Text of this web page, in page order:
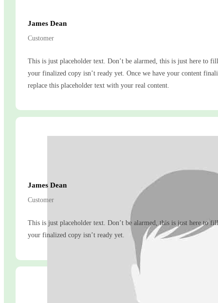
James Dean
Customer
This is just placeholder text. Don’t be alarmed, this is just here to
your finalized copy isn’t ready yet. Once we have your content
replace this placeholder text with your real content.
James Dean
Customer
This is just placeholder text. Don’t be alarmed, this is just here to
your finalized copy isn’t ready yet.